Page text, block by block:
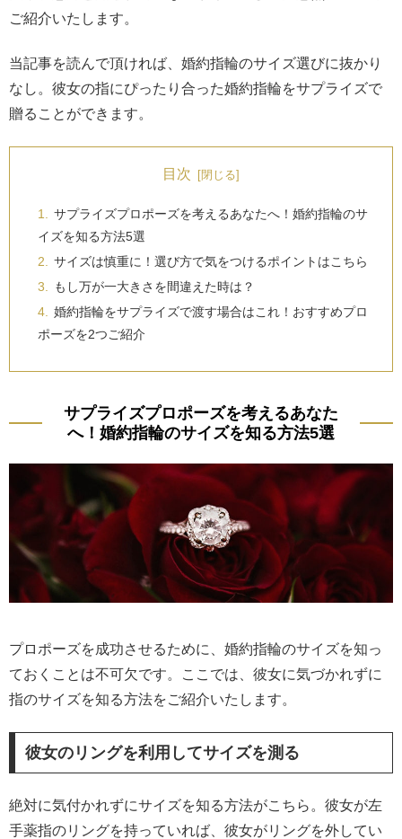
ご紹介いたします。
当記事を読んで頂ければ、婚約指輪のサイズ選びに抜かり
なし。彼女の指にぴったり合った婚約指輪をサプライズで
贈ることができます。
目次
サプライズプロポーズを考えるあなたへ！婚約指輪のサ
イズを知る方法5選
サイズは慎重に！選び方で気をつけるポイントはこちら
もし万が一大きさを間違えた時は？
婚約指輪をサプライズで渡す場合はこれ！おすすめプロ
ポーズを2つご紹介
サプライズプロポーズを考えるあなた
へ！婚約指輪のサイズを知る方法5選
プロポーズを成功させるために、婚約指輪のサイズを知っ
ておくことは不可欠です。ここでは、彼女に気づかれずに
指のサイズを知る方法をご紹介いたします。
彼女のリングを利用してサイズを測る
絶対に気付かれずにサイズを知る方法がこちら。彼女が左
手薬指のリングを持っていれば、彼女がリングを外してい